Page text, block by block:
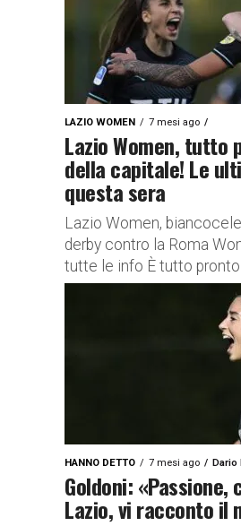
LAZIO WOMEN 7 mesi ago
Lazio Women, tutto
della capitale! Le
questa sera
Lazio Women,
derby contro la Roma
tutte le info È tutto pronto
HANNO DETTO 7 mesi ago Dario
Goldoni:
Lazio, vi racconto il